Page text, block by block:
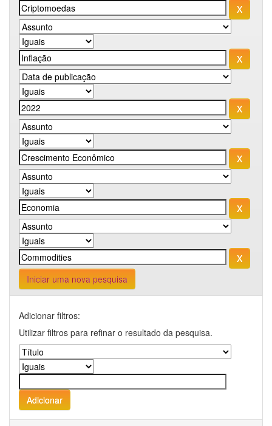
Iniciar uma nova pesquisa
Adicionar filtros:
Utilizar filtros para refinar o resultado da pesquisa.